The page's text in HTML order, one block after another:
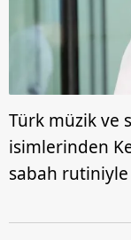
Türk müzik ve
isimlerinden
sabah